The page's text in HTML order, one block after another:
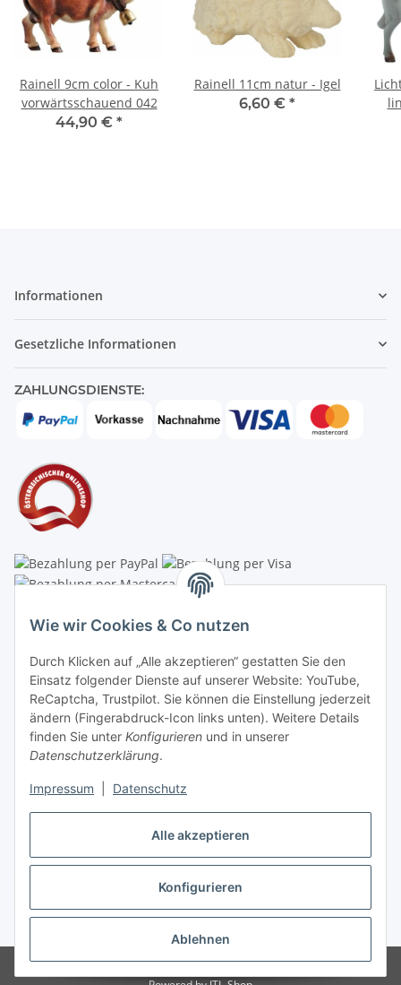
Alle akzeptieren
Konfigurieren
Ablehnen
Wie wir Cookies & Co nutzen
Durch Klicken auf „Alle akzeptieren“ gestatten Sie den
Einsatz folgender Dienste auf unserer Website: YouTube,
ReCaptcha, Trustpilot. Sie können die Einstellung jederzeit
ändern (Fingerabdruck-Icon links unten). Weitere Details
finden Sie unter Konfigurieren und in unserer
Datenschutzerklärung.
Impressum Datenschutz
Rainell 9cm color - Kuh
vorwärtsschauend 042
44,90 € *
Rainell 11cm natur - Igel
6,60 € *
Informationen
Gesetzliche Informationen
ZAHLUNGSDIENSTE:
Schauraum & Verkauf: Pfarrwald 46
Buchhaltung: Königleiten 11
A-3354 Wolfsbach
+43747782730
shop@krippen-shop.at
www.krippen-shop.at
Vertrag widerrufen
* Alle Preise inkl. gesetzlicher USt., zzgl.